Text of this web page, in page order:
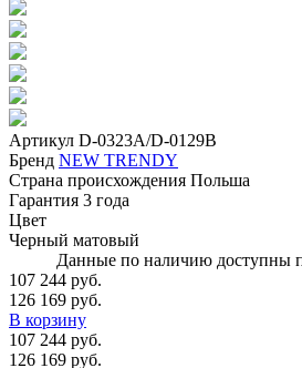
Артикул D-0323A/D-0129B
Бренд NEW TRENDY
Страна происхождения Польша
Гарантия 3 года
Цвет
Черный матовый
Данные по наличию доступны
107 244 руб.
126 169 руб.
В корзину
107 244 руб.
126 169 руб.